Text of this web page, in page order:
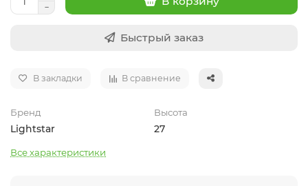
Быстрый заказ
В закладки В сравнение
Бренд
Lightstar
Высота
27
Все характеристики